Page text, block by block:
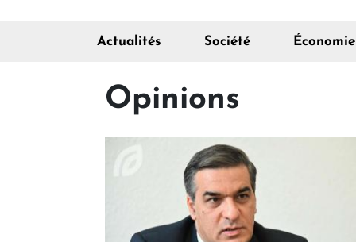
Actualités Société Économie
Opinions